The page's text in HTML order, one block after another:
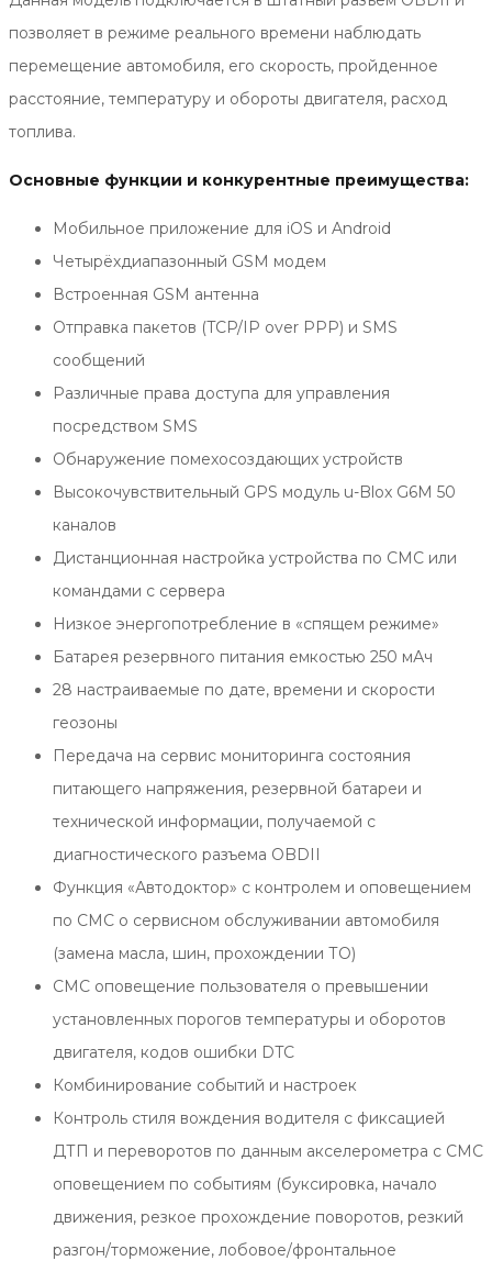
позволяет в режиме реального времени наблюдать
перемещение автомобиля, его скорость, пройденное
расстояние, температуру и обороты двигателя, расход
топлива.
Основные функции и конкурентные преимущества:
Мобильное приложение для iOS и Android
Четырёхдиапазонный GSM модем
Встроенная GSM антенна
Отправка пакетов (TCP/IP over PPP) и SMS
сообщений
Различные права доступа для управления
посредством SMS
Обнаружение помехосоздающих устройств
Высокочувствительный GPS модуль u-Blox G6M 50
каналов
Дистанционная настройка устройства по СМС или
командами с сервера
Низкое энергопотребление в «спящем режиме»
Батарея резервного питания емкостью 250 мАч
28 настраиваемые по дате, времени и скорости
геозоны
Передача на сервис мониторинга состояния
питающего напряжения, резервной батареи и
технической информации, получаемой с
диагностического разъема OBDII
Функция «Автодоктор» с контролем и оповещением
по СМС о сервисном обслуживании автомобиля
(замена масла, шин, прохождении ТО)
СМС оповещение пользователя о превышении
установленных порогов температуры и оборотов
двигателя, кодов ошибки DTC
Комбинирование событий и настроек
Контроль стиля вождения водителя с фиксацией
ДТП и переворотов по данным акселерометра с СМС
оповещением по событиям (буксировка, начало
движения, резкое прохождение поворотов, резкий
разгон/торможение, лобовое/фронтальное